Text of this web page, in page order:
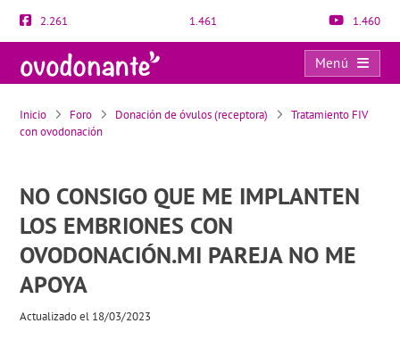
2.261 1.461 1.460
Menú
NO CONSIGO QUE ME IMPLANTEN LOS EMBRIONES CON OVODONACIÓN.MI PAREJA NO ME APOYA
Inicio Foro Donación de óvulos (receptora)
Tratamiento FIV
con ovodonación
NO CONSIGO QUE ME IMPLANTEN
LOS EMBRIONES CON
OVODONACIÓN.MI PAREJA NO ME
APOYA
Actualizado el 18/03/2023